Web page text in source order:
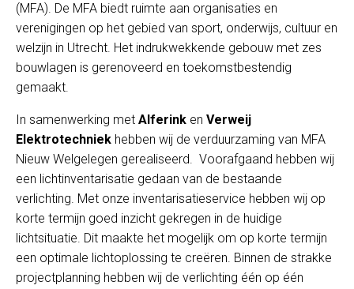
(MFA). De MFA biedt ruimte aan organisaties en
verenigingen op het gebied van sport, onderwijs, cultuur en
welzijn in Utrecht. Het indrukwekkende gebouw met zes
bouwlagen is gerenoveerd en toekomstbestendig
gemaakt.
In samenwerking met Alferink en Verweij
Elektrotechniek hebben wij de verduurzaming van MFA
Nieuw Welgelegen gerealiseerd. Voorafgaand hebben wij
een lichtinventarisatie gedaan van de bestaande
verlichting. Met onze inventarisatieservice hebben wij op
korte termijn goed inzicht gekregen in de huidige
lichtsituatie. Dit maakte het mogelijk om op korte termijn
een optimale lichtoplossing te creëren. Binnen de strakke
projectplanning hebben wij de verlichting één op één